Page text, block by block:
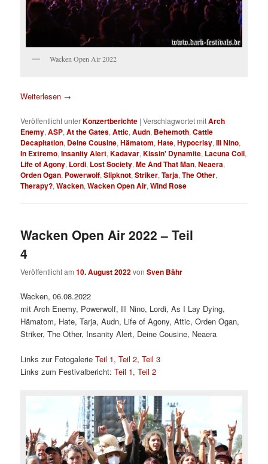
Wacken Open Air 2022
Weiterlesen →
Veröffentlicht unterKonzertberichte |Verschlagwortet mitArch
Enemy,ASP,At the Gates,Attic,Audn, Behemoth,Cattle
Decapitation, Deine Cousine,Hämatom,Hate,Hypocrisy,Ill Nino,
In Extremo,Insanity Alert,Kadavar,Kissin' Dynamite, Lacuna Coil,
Life of Agony, Lordi, Lost Society,Me And That Man,Neaera,
Orden Ogan, Powerwolf,Slipknot,Striker,Tarja,The Other,
Therapy?,Wacken,Wacken Open Air,Wind Rose
Wacken Open Air 2022 – Teil
4
Veröffentlicht am10. August 2022vonSven Bähr
Wacken, 06.08.2022
mit Arch Enemy, Powerwolf, Ill Nino, Lordi, As I Lay Dying,
Hämatom, Hate, Tarja, Audn, Life of Agony, Attic, Orden Ogan,
Striker, The Other, Insanity Alert, Deine Cousine, Neaera
Links zur FotogalerieTeil 1,Teil 2,Teil 3
Links zum Festivalbericht:Teil 1,Teil 2